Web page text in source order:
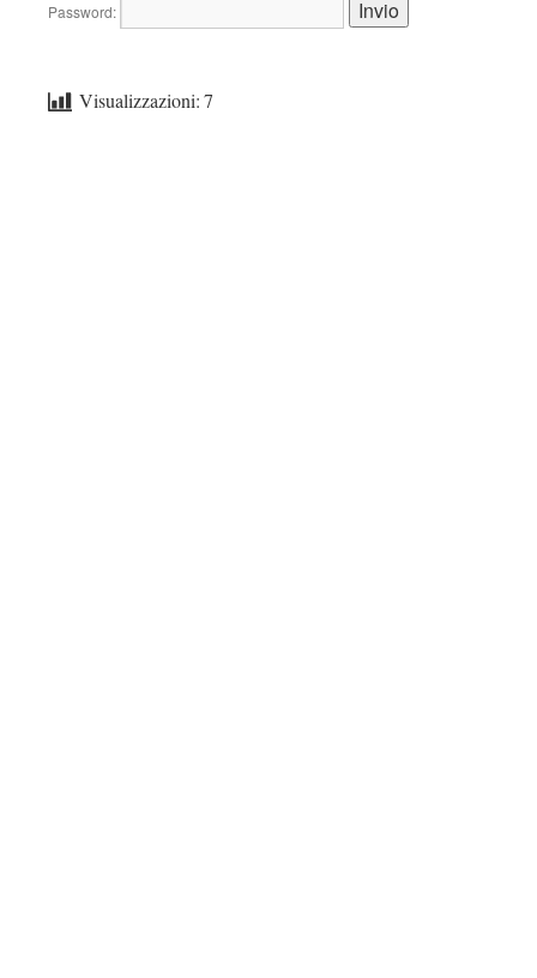
Password:
Visualizzazioni:7